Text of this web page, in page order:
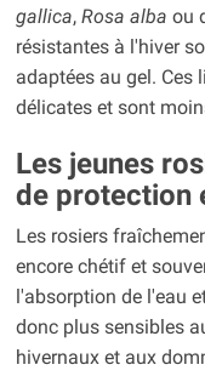
gallica, Rosa alba ou
résistantes à l'hiver
adaptées au gel. Ces
délicates et sont
Les jeunes
de protection
Les rosiers
encore chétif et
l'absorption de l'eau
donc plus sensibles
hivernaux et aux